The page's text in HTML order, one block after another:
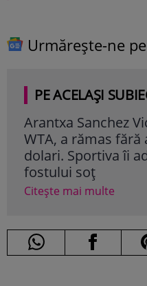
Urmărește-ne pe
PE ACELAȘI
Arantxa Sanchez
WTA, a rămas
dolari. Sportiva îi
fostului soț
Citește mai multe